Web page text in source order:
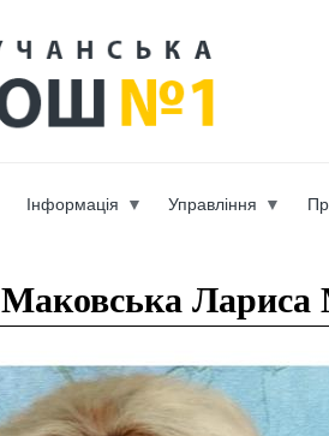
Інформація Управління
Маковська Лариса